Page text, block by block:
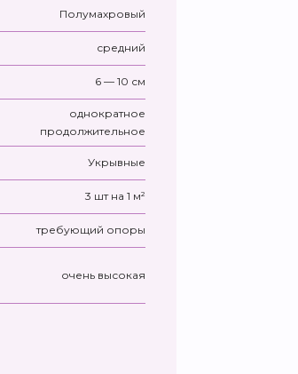
Полумахровый
средний
6 — 10 см
однократное
продолжительное
Укрывные
3 шт на 1 м²
требующий опоры
очень высокая